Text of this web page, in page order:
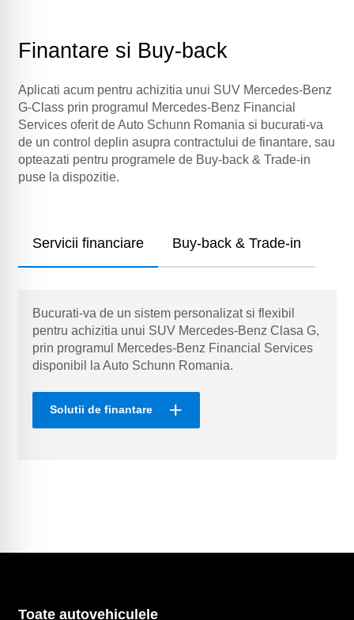
Finantare si Buy-back
Aplicati acum pentru achizitia unui SUV Mercedes-Benz
G-Class prin programul Mercedes-Benz Financial
Services oferit de Auto Schunn Romania si bucurati-va
de un control deplin asupra contractului de finantare, sau
opteazati pentru programele de Buy-back & Trade-in
puse la dispozitie.
Servicii financiare Buy-back & Trade-in
Bucurati-va de un sistem personalizat si flexibil
pentru achizitia unui SUV Mercedes-Benz Clasa G,
prin programul Mercedes-Benz Financial Services
disponibil la Auto Schunn Romania.
Solutii de finantare
Toate autovehiculele